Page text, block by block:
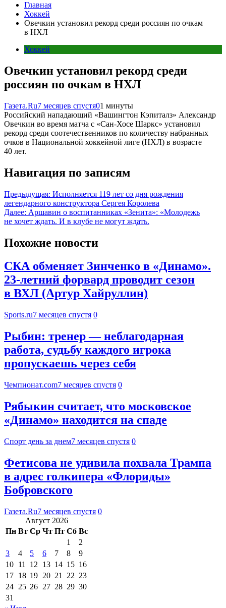
Главная
Хоккей
Овечкин установил рекорд среди россиян по очкам
в НХЛ
Хоккей
Овечкин установил рекорд среди
россиян по очкам в НХЛ
Газета.Ru7 месяцев спустя01 минуты
Российский нападающий «Вашингтон Кэпиталз» Александр
Овечкин во время матча с «Сан-Хосе Шаркс» установил
рекорд среди соотечественников по количеству набранных
очков в Национальной хоккейной лиге (НХЛ) в возрасте
40 лет.
Навигация по записям
Предыдущая: Исполняется 119 лет со дня рождения
легендарного конструктора Сергея Королева
Далее: Аршавин о воспитанниках «Зенита»: «Молодежь
не хочет ждать. И в клубе не могут ждать.
Похожие новости
СКА обменяет Зинченко в «Динамо».
23-летний форвард проводит сезон
в ВХЛ (Артур Хайруллин)
Sports.ru7 месяцев спустя 0
Рыбин: тренер — неблагодарная
работа, судьбу каждого игрока
пропускаешь через себя
Чемпионат.com7 месяцев спустя 0
Рябыкин считает, что московское
«Динамо» находится на спаде
Спорт день за днем7 месяцев спустя 0
Фетисова не удивила похвала Трампа
в адрес голкипера «Флориды»
Бобровского
Газета.Ru7 месяцев спустя 0
Август 2026
Пн Вт Ср Чт Пт Сб Вс
1
2
3
4 5 6 7 8
9
10 11 12 13 14 15 16
17 18 19 20 21 22 23
24 25 26 27 28 29 30
31